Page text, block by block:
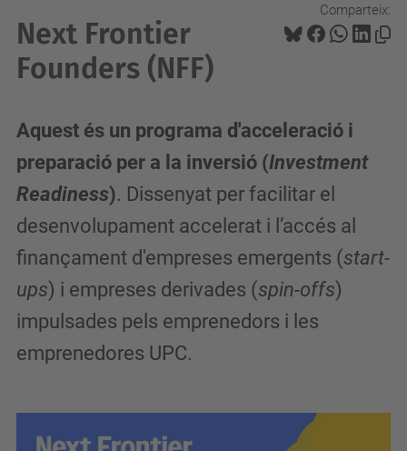
Comparteix:
Next Frontier
Founders (NFF)
Aquest és un programa d'acceleració i
preparació per a la inversió (Investment
Readiness). Dissenyat per facilitar el
desenvolupament accelerat i l’accés al
finançament d'empreses emergents (start-
ups) i empreses derivades (spin-offs)
impulsades pels emprenedors i les
emprenedores UPC.